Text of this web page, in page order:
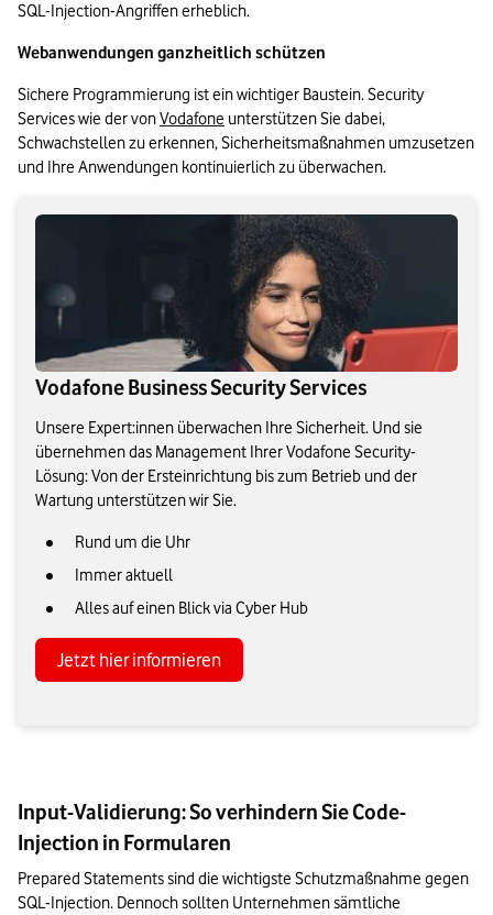
SQL-Injection-Angriffen erheblich.
Webanwendungen ganzheitlich schützen
Sichere Programmierung ist ein wichtiger Baustein. Security
Services wie der von Vodafone unterstützen Sie dabei,
Schwachstellen zu erkennen, Sicherheitsmaßnahmen umzusetzen
und Ihre Anwendungen kontinuierlich zu überwachen.
Vodafone Business Security Services
Unsere Expert:innen überwachen Ihre Sicherheit. Und sie
übernehmen das Management Ihrer Vodafone Security-
Lösung: Von der Ersteinrichtung bis zum Betrieb und der
Wartung unterstützen wir Sie.
Rund um die Uhr
Immer aktuell
Alles auf einen Blick via Cyber Hub
Jetzt hier informieren
Input-Validierung: So verhindern Sie Code-
Injection in Formularen
Prepared Statements sind die wichtigste Schutzmaßnahme gegen
SQL-Injection. Dennoch sollten Unternehmen sämtliche